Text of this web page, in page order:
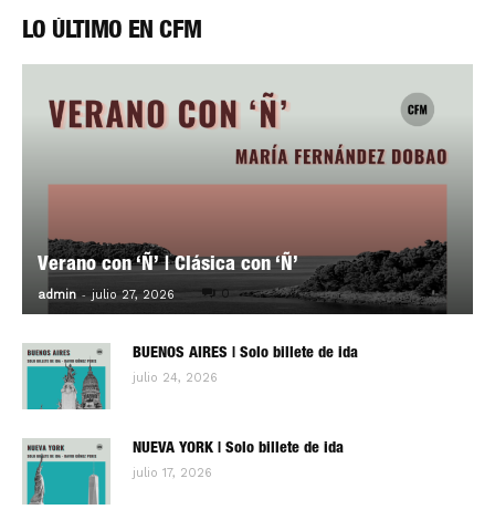
LO ÚLTIMO EN CFM
Verano con ‘Ñ’ | Clásica con ‘Ñ’
admin - julio 27, 2026 0
BUENOS AIRES | Solo billete de ida
julio 24, 2026
NUEVA YORK | Solo billete de ida
julio 17, 2026